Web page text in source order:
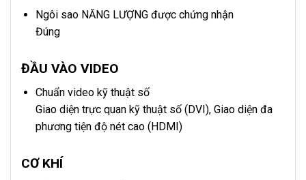
Ngôi sao NĂNG LƯỢNG được chứng nhận
Đúng
ĐẦU VÀO VIDEO
Chuẩn video kỹ thuật số
Giao diện trực quan kỹ thuật số (DVI), Giao diện đa
phương tiện độ nét cao (HDMI)
CƠ KHÍ